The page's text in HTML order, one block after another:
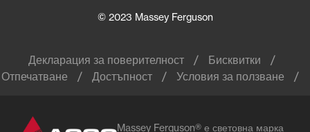
© 2023 Massey Ferguson
Декларация за поверителност
Бисквитки
Отпечатване
Достъпност Условия за ползване
Massey Ferguson® е световна марка